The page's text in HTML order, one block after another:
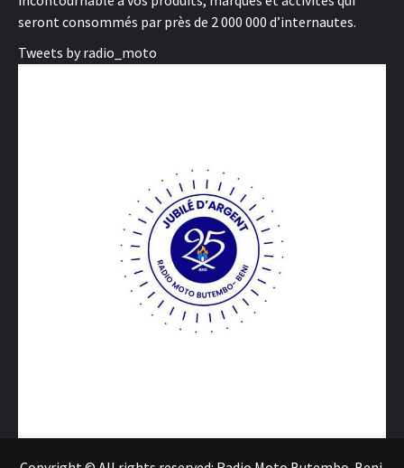
seront consommés par près de 2 000 000 d’internautes.
Tweets by radio_moto